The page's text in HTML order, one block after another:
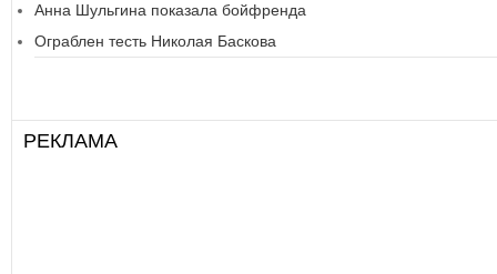
Анна Шульгина показала бойфренда
Ограблен тесть Николая Баскова
РЕКЛАМА